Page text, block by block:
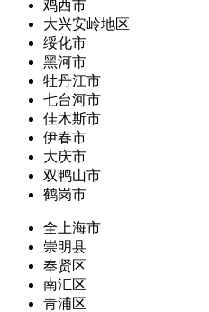
鸡西市
大兴安岭地区
绥化市
黑河市
牡丹江市
七台河市
佳木斯市
伊春市
大庆市
双鸭山市
鹤岗市
全上海市
崇明县
奉贤区
南汇区
青浦区